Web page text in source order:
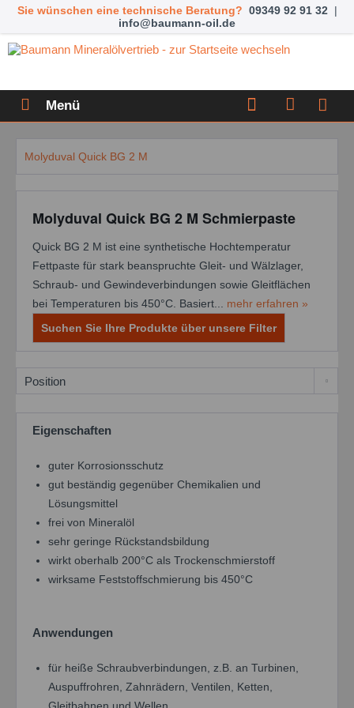
Sie wünschen eine technische Beratung? 09349 92 91 32 |
info@baumann-oil.de
Menü
Molyduval Quick BG 2 M
Molyduval Quick BG 2 M Schmierpaste
Quick BG 2 M ist eine synthetische Hochtemperatur
Fettpaste für stark beanspruchte Gleit- und Wälzlager,
Schraub- und Gewindeverbindungen sowie Gleitflächen
bei Temperaturen bis 450°C. Basiert... mehr erfahren »
Suchen Sie Ihre Produkte über unsere Filter
Eigenschaften
guter Korrosionsschutz
gut beständig gegenüber Chemikalien und
Lösungsmittel
frei von Mineralöl
sehr geringe Rückstandsbildung
wirkt oberhalb 200°C als Trockenschmierstoff
wirksame Feststoffschmierung bis 450°C
Anwendungen
für heiße Schraubverbindungen, z.B. an Turbinen,
Auspuffrohren, Zahnrädern, Ventilen, Ketten,